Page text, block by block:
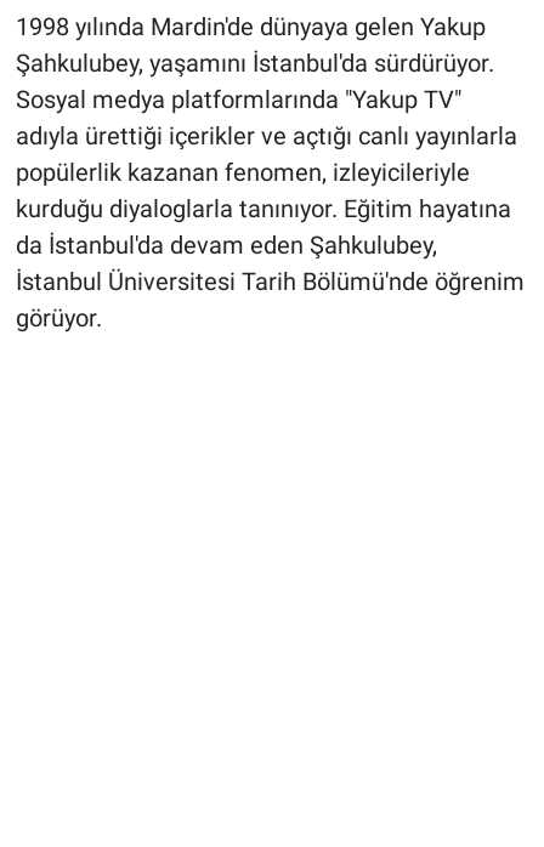
1998 yılında Mardin'de dünyaya gelen Yakup
Şahkulubey, yaşamını İstanbul'da sürdürüyor.
Sosyal medya platformlarında "Yakup TV"
adıyla ürettiği içerikler ve açtığı canlı yayınlarla
popülerlik kazanan fenomen, izleyicileriyle
kurduğu diyaloglarla tanınıyor. Eğitim hayatına
da İstanbul'da devam eden Şahkulubey,
İstanbul Üniversitesi Tarih Bölümü'nde öğrenim
görüyor.